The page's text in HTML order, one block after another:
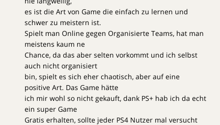
es ist die Art von Game die einfach zu lernen und
schwer zu meistern ist.
Spielt man Online gegen Organisierte Teams, hat man
meistens kaum ne
Chance, da das aber selten vorkommt und ich selbst
auch nicht organisiert
bin, spielt es sich eher chaotisch, aber auf eine
positive Art. Das Game hätte
ich mir wohl so nicht gekauft, dank PS+ hab ich da echt
ein super Game
Gratis erhalten, sollte jeder PS4 Nutzer mal versucht